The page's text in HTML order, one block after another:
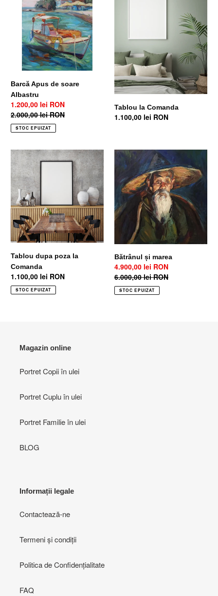
soare
Albastru
Barcă Apus de soare
Albastru
Preț
la
ofertă
1.200,00 lei RON
Preț
obișnuit
2.000,00 lei RON
STOC EPUIZAT
Tablou la Comanda
Preț
1.100,00 lei RON
Tablou
dupa
poza
la
Comanda
Tablou dupa poza la
Comanda
Preț
obișnuit
1.100,00 lei RON
STOC EPUIZAT
Bătrânul
și
marea
Bătrânul și marea
Preț
la
ofertă
4.900,00 lei RON
Preț
obișnuit
6.000,00 lei RON
STOC EPUIZAT
Magazin online
Portret Copii în ulei
Portret Cuplu în ulei
Portret Familie în ulei
BLOG
Informații legale
Contactează-ne
Termeni și condiții
Politica de Confidențialitate
FAQ